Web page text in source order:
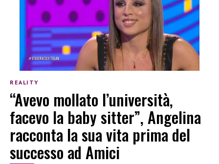
REALITY
“Avevo mollato l’università,
facevo la baby sitter”, Angelina
racconta la sua vita prima del
successo ad Amici